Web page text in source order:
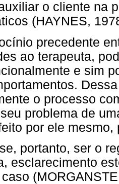
o cliente na
(HAYNES,
precedente
ao terapeuta,
e sim
o processo
problema de
por ele
portanto, ser o
esclarecimento